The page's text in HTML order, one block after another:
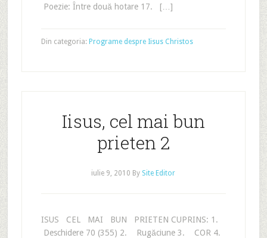
Poezie: Între două hotare 17. […]
Din categoria: Programe despre Iisus Christos
Iisus, cel mai bun
prieten 2
iulie 9, 2010 By Site Editor
ISUS CEL MAI BUN PRIETEN CUPRINS: 1.
Deschidere 70 (355) 2. Rugăciune 3. COR 4.